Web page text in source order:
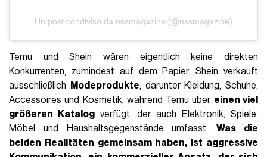
Un post condiviso da nssmagazine (@nssmagazine)
Temu und Shein wären eigentlich keine direkten
Konkurrenten, zumindest auf dem Papier. Shein verkauft
ausschließlich
Modeprodukte, darunter Kleidung, Schuhe,
Accessoires und Kosmetik, während Temu über einen viel
größeren Katalog verfügt, der auch Elektronik, Spiele,
Möbel und Haushaltsgegenstände umfasst.Was die
beiden Realitäten gemeinsam haben, ist aggressive